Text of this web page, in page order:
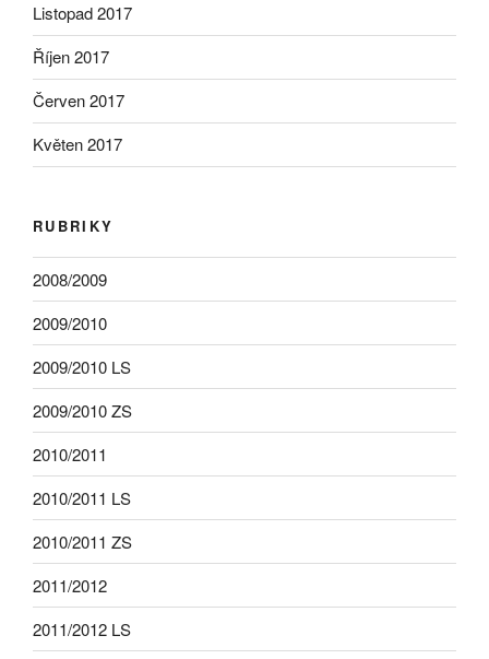
Listopad 2017
Říjen 2017
Červen 2017
Květen 2017
RUBRIKY
2008/2009
2009/2010
2009/2010 LS
2009/2010 ZS
2010/2011
2010/2011 LS
2010/2011 ZS
2011/2012
2011/2012 LS